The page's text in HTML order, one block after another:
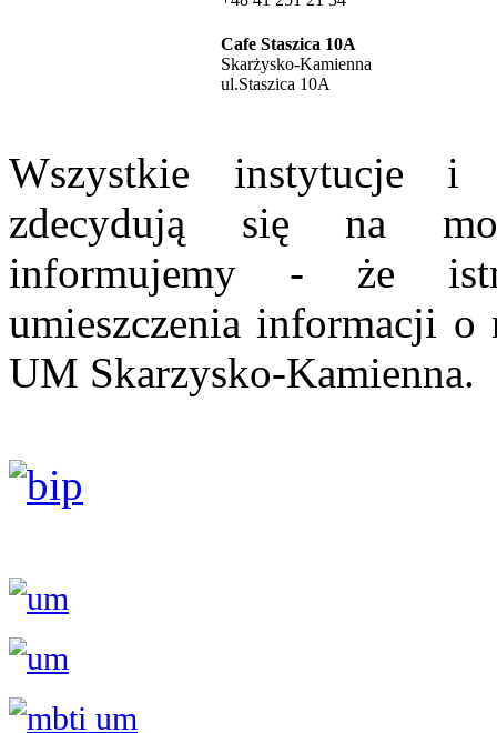
Cafe Staszica 10A
Skarżysko-Kamienna
ul.Staszica 10A
Wszystkie instytucje i
zdecydują się na
informujemy - że
umieszczenia informacji
UM Skarzysko-Kamienna.